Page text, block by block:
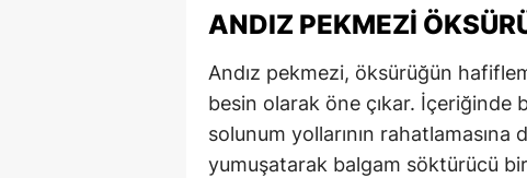
ANDIZ PEKMEZI
Andız pekmezi, öksürüğün
besin olarak öne çıkar.
solunum yollarının rahatlamasına
yumuşatarak balgam söktürücü